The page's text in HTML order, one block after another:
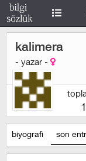
kalimera
- yazar -
biyografi son